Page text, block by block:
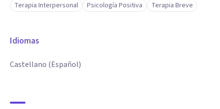
Terapia Interpersonal
Psicología Positiva Terapia Breve
Idiomas
Castellano (Español)